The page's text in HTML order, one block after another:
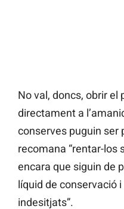
No val, doncs, obrir el
directament a
conserves puguin ser
recomana “rentar-los
encara que siguin de
líquid de conservació
indesitjats”.